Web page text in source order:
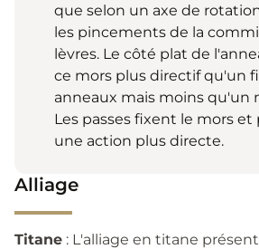
que selon un axe de
les pincements de la
lèvres. Le côté plat de
ce mors plus directif qu'un
anneaux mais moins qu'un
Les passes fixent le mors
une action plus directe.
Alliage
Titane : L'alliage en titane